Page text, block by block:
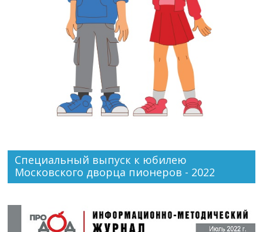
Специальный выпуск к юбилею
Московского дворца пионеров - 2022